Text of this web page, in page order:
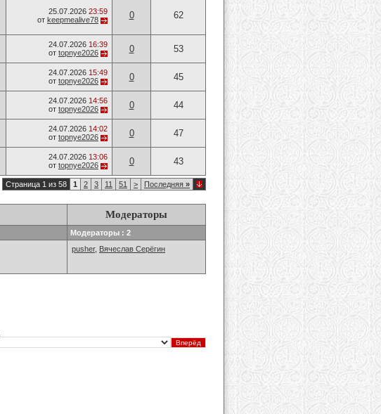
25.07.2026 23:59
от keepmealive78 0 62
24.07.2026 16:39
от topnye2026 0 53
24.07.2026 15:49
от topnye2026 0 45
24.07.2026 14:56
от topnye2026 0 44
24.07.2026 14:02
от topnye2026 0 47
24.07.2026 13:06
от topnye2026 0 43
Страница 1 из 58 1 2 3 11 51 > Последняя »
Модераторы
Модераторы : 2
pusher, Вячеслав Серёгин